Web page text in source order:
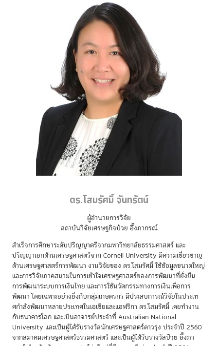
ดร.โสมรัศมิ์ จันทรัตน์
ผู้อำนวยการวิจัย
สถาบันวิจัยเศรษฐกิจป๋วย อึ๊งภากรณ์
สำเร็จการศึกษาระดับปริญญาตรีจากมหาวิทยาลัยธรรมศาสตร์ และ
ปริญญาเอกด้านเศรษฐศาสตร์จาก Cornell University มีความเชี่ยวชาญ
ด้านเศรษฐศาสตร์การพัฒนา งานวิจัยของ ดร.โสมรัศมิ์ ใช้ข้อมูลขนาดใหญ่
และการวิจัยภาคสนามในการเข้าใจเศรษฐศาสตร์ของการพัฒนาที่ยั่งยืน
การพัฒนาระบบการเงินไทย และการใช้นวัตกรรมทางการเงินเพื่อการ
พัฒนา โดยเฉพาะอย่างยิ่งกับกลุ่มเกษตรกร มีประสบการณ์วิจัยในประเท
ศกําลังพัฒนาหลายประเทศในเอเชียและแอฟริกา ดร.โสมรัศมิ์ เคยทำงาน
กับธนาคารโลก และเป็นอาจารย์ประจําที่ Australian National
University และเป็นผู้ได้รับรางวัลนักเศรษฐศาสตร์ดาวรุ่ง ประจำปี 2560
จากสมาคมเศรษฐศาสตร์ธรรมศาสตร์ และเป็นผู้ได้รับรางวัลป๋วย อึ๊งภา